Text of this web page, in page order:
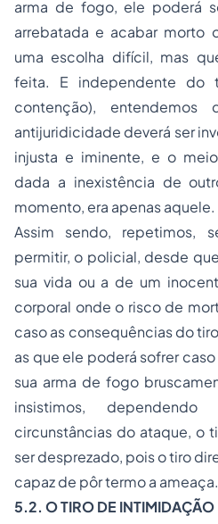
arma de fogo, ele poderá
arrebatada e acabar morto
uma escolha difícil, mas
feita. E independente
contenção),
antijuridicidade deverá ser
injusta e iminente, e o
dada a inexistência de
momento, era apenas aquele.
Assim sendo, repetimos,
permitir, o policial, desde
sua vida ou a de um
corporal onde o risco de
caso as consequências do
as que ele poderá sofrer
sua arma de fogo
insistimos,
circunstâncias do ataque, o
ser desprezado, pois o tiro
capaz de pôr termo a ameaça.
5.2. O TIRO DE INTIMIDAÇÃO